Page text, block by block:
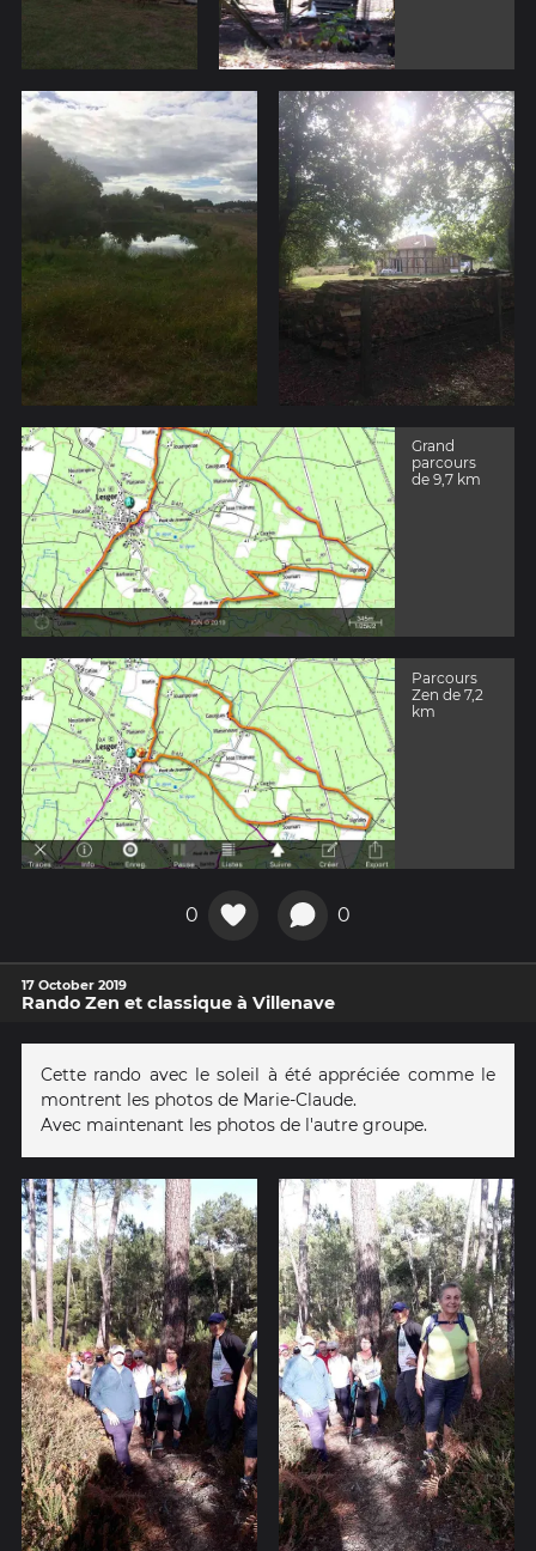
Grand
parcours
de 9,7 km
Parcours
Zen de 7,2
km
0 0
17 October 2019
Rando Zen et classique à Villenave
Cette rando avec le soleil à été appréciée comme le
montrent les photos de Marie-Claude.
Avec maintenant les photos de l'autre groupe.